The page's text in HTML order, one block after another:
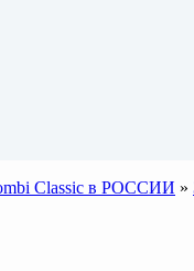
Classic в РОССИИ »